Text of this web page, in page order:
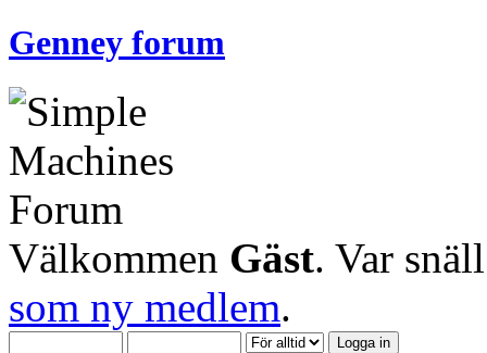
Genney forum
Välkommen Gäst. Var
som ny medlem.